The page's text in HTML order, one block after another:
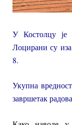
У Костолцу је
Лоцирани су
8.
Укупна
завршетак